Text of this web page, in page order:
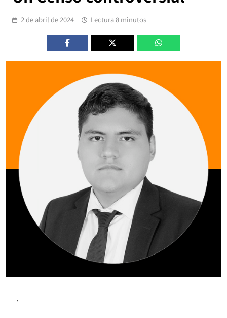
2 de abril de 2024 Lectura 8 minutos
.